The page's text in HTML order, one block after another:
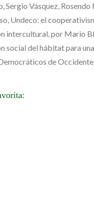
Sergio Vásquez,
Undeco: el
intercultural, por Mario
social del hábitat para
de